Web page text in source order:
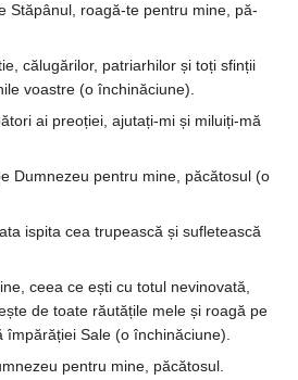
Stăpânul, roagă-te pentru mine, pă­
călugărilor, pa­triarhilor și toți sfinții
voastre (o închinăciune).
ai pre­oției, ajutați-mi și mi­luiți-mă
Dum­­nezeu pentru mine, păcă­tosul (o
ispita cea trupească și sufletească
ceea ce ești cu totul nevinovată,
de toate rău­tățile mele și roagă pe
împărăției Sale (o închinăciune).
pentru mine, păcătosul.